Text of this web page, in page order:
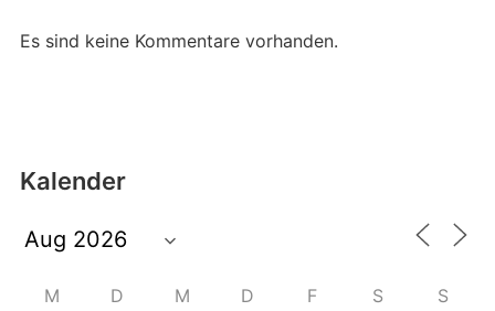
Es sind keine Kommentare vorhanden.
Kalender
M D M D F S S